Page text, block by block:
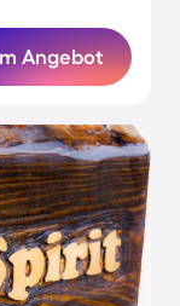
Angebot